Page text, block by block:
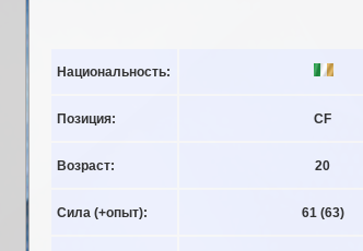
Национальность:
Позиция: CF
Возраст: 20
Сила (+опыт): 61 (63)